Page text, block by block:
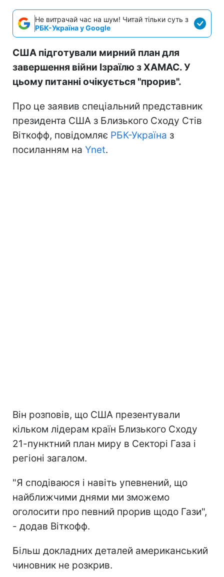
Не витрачай час на шум! Читай тільки суть з
РБК-Україна у Google
США підготували мирний план для
завершення війни Ізраїлю з ХАМАС. У
цьому питанні очікується "прорив".
Про це заявив спеціальний представник
президента США з Близького Сходу Стів
Віткофф, повідомляє РБК-Україна з
посиланням на Ynet.
Він розповів, що США презентували
кільком лідерам країн Близького Сходу
21-пунктний план миру в Секторі Газа і
регіоні загалом.
"Я сподіваюся і навіть упевнений, що
найближчими днями ми зможемо
оголосити про певний прорив щодо Гази",
- додав Віткофф.
Більш докладних деталей американський
чиновник не розкрив.